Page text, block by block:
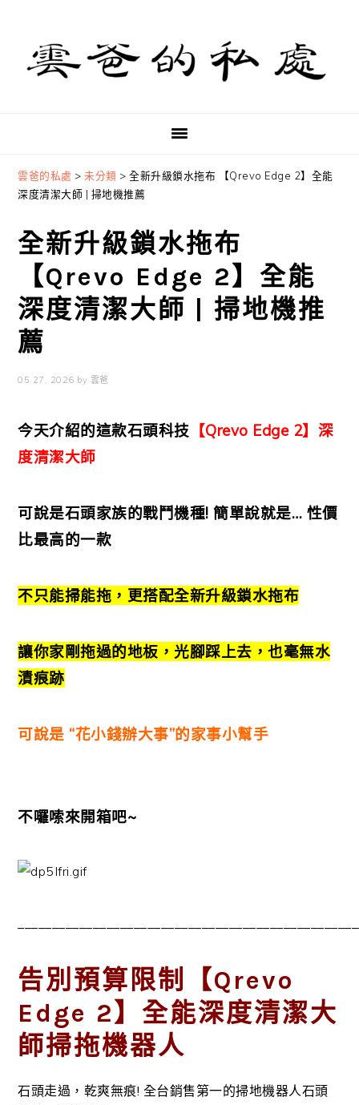
primary
navigation
content
primary
sidebar
雲爸的私處 >未分類 >全新升級鎖水拖布 【Qrevo Edge 2】全能
深度清潔大師 | 掃地機推薦
全新升級鎖水拖布
【Qrevo Edge 2】全能
深度清潔大師 | 掃地機推
薦
05 27, 2026 by 雲爸
今天介紹的這款石頭科技 【Qrevo Edge 2】 深
度清潔大師
可說是石頭家族的戰鬥機種! 簡單說就是… 性價
比最高的一款
不只能掃能拖，更搭配全新升級鎖水拖布
讓你家剛拖過的地板，光腳踩上去，也毫無水
漬痕跡
可說是 “花小錢辦大事”的家事小幫手
不囉嗦來開箱吧~
告別預算限制【Qrevo
Edge 2】全能深度清潔大
師掃拖機器人
石頭走過，乾爽無痕! 全台銷售第一的掃地機器人石頭